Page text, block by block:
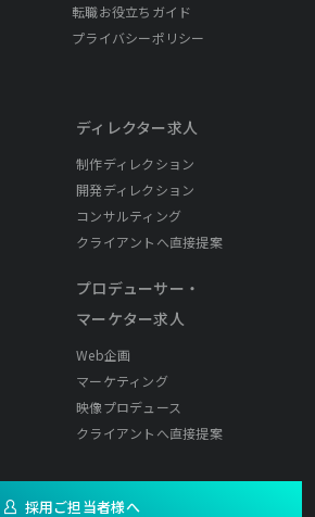
転職お役立ちガイド
プライバシーポリシー
ディレクター求人
制作ディレクション
開発ディレクション
コンサルティング
クライアントへ直接提案
プロデューサー・
マーケター求人
Web企画
マーケティング
映像プロデュース
クライアントへ直接提案
採用ご担当者様へ